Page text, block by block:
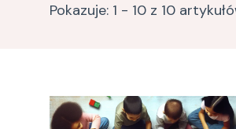
Pokazuje: 1 - 10 z 10